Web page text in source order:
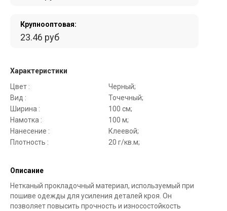
Крупнооптовая:
23.46 руб
Характеристики
Цвет :
Черный;
Вид :
Точечный;
Ширина :
100 см;
Намотка :
100 м;
Нанесение :
Клеевой;
Плотность :
20 г/кв.м;
Описание
Нетканый прокладочный материал, используемый при
пошиве одежды для усиления деталей кроя. Он
позволяет повысить прочность и износостойкость